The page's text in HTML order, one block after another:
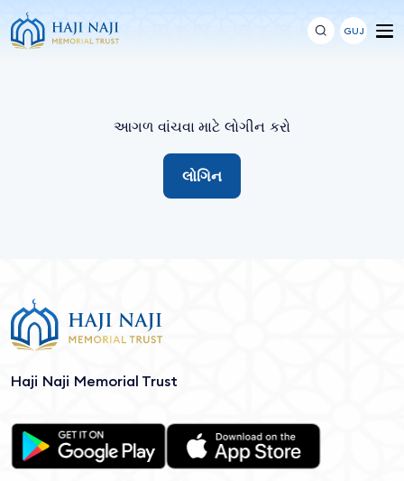
GUJ
આગળ વાંચવા માટે લોગીન કરો
લોગિન
Haji Naji Memorial Trust